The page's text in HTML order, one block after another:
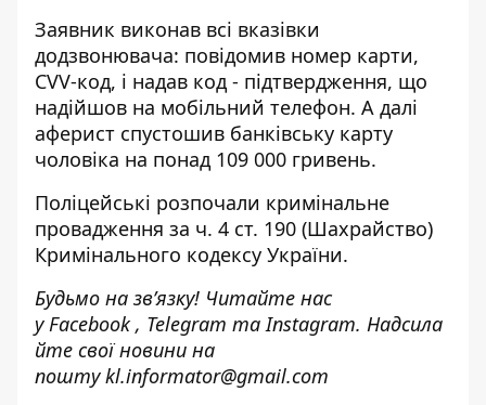
Заявник виконав всі вказівки
додзвонювача: повідомив номер карти,
CVV-код, і надав код - підтвердження, що
надійшов на мобільний телефон. А далі
аферист спустошив банківську карту
чоловіка на понад 109 000 гривень.
Поліцейські розпочали кримінальне
провадження за ч. 4 ст. 190 (Шахрайство)
Кримінального кодексу України.
Будьмо на зв’язку! Читайте нас
уFacebook, Telegram таInstagram. Надсила
йте свої новини на
поштуkl.informator@gmail.com